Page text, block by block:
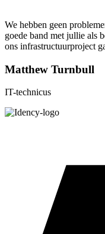
We hebben geen
goede band met jullie als
ons infrastructuurproject
Matthew Turnbull
IT-technicus